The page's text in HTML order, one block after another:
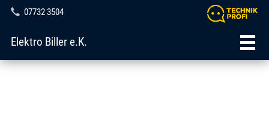
07732 3504
Elektro Biller e.K.